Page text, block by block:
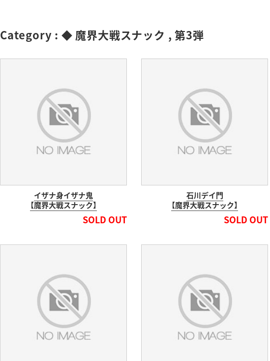
Category : ◆ 魔界大戦スナック ,第3弾
イザナ身イザナ鬼
【魔界大戦スナック】
SOLD OUT
石川デイ門
【魔界大戦スナック】
SOLD OUT